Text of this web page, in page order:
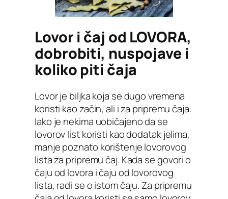
Lovor i čaj od LOVORA,
dobrobiti, nuspojave i
koliko piti čaja
Lovor je biljka koja se dugo vremena
koristi kao začin, ali i za pripremu čaja.
Iako je nekima uobičajeno da se
lovorov list koristi kao dodatak jelima,
manje poznato korištenje lovorovog
lista za pripremu čaj. Kada se govori o
čaju od lovora i čaju od lovorovog
lista, radi se o istom čaju. Za pripremu